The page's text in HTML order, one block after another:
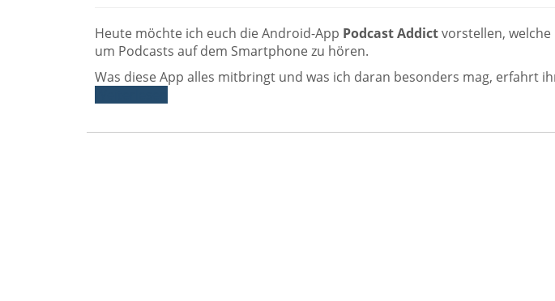
Heute möchte ich euch die Android-App Podcast Addictvorstellen,
um Podcasts auf dem Smartphone zu hören.
Was diese App alles mitbringt und was ich daran besonders mag, erfahrt